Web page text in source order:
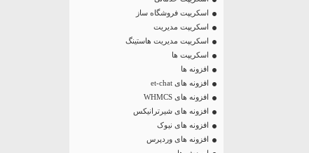
اسکریپت فروشگاه ساز
اسکریپت مدیریت
اسکریپت مدیریت هاستینگ
اسکریپت ها
افزونه ها
افزونه های et-chat
افزونه های WHMCS
افزونه های شیرترانیکس
افزونه های نیوک
افزونه های وردپرس